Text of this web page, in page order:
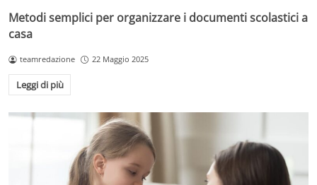
Metodi semplici per organizzare i documenti scolastici a
casa
teamredazione 22 Maggio 2025
Leggi di più